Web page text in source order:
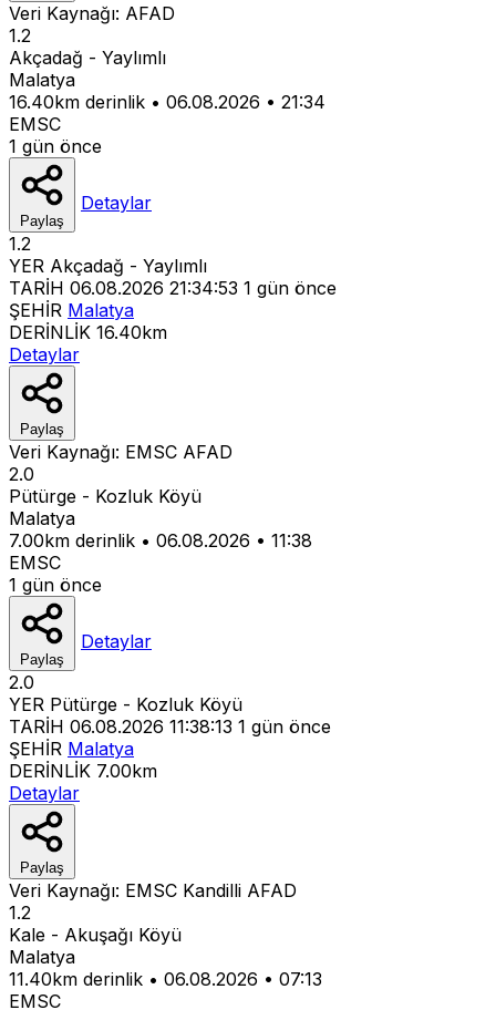
Veri Kaynağı: AFAD
1.2
Akçadağ - Yaylımlı
Malatya
16.40km derinlik • 06.08.2026 • 21:34
EMSC
1 gün önce
Paylaş
Detaylar
1.2
YER Akçadağ - Yaylımlı
TARİH 06.08.2026 21:34:53 1 gün önce
ŞEHİR Malatya
DERİNLİK 16.40km
Detaylar
Paylaş
Veri Kaynağı: EMSC AFAD
2.0
Pütürge - Kozluk Köyü
Malatya
7.00km derinlik • 06.08.2026 • 11:38
EMSC
1 gün önce
Paylaş
Detaylar
2.0
YER Pütürge - Kozluk Köyü
TARİH 06.08.2026 11:38:13 1 gün önce
ŞEHİR Malatya
DERİNLİK 7.00km
Detaylar
Paylaş
Veri Kaynağı: EMSC Kandilli AFAD
1.2
Kale - Akuşağı Köyü
Malatya
11.40km derinlik • 06.08.2026 • 07:13
EMSC